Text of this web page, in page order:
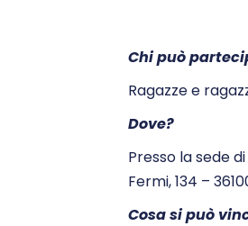
Chi può
Ragazze e
Dove?
Presso la sede
Fermi, 134 –
Cosa si può